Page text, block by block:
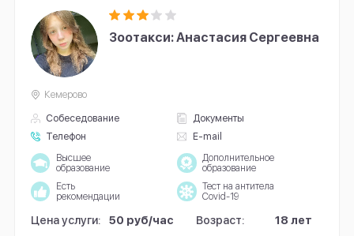
Зоотакси: Анастасия Сергеевна
Собеседование
Документы
Телефон
E-mail
Кемерово
Высшее
образование
Дополнительное
образование
Есть
рекомендации
Тест на антитела
Covid-19
Цена услуги: 50 руб/час Возраст: 18 лет